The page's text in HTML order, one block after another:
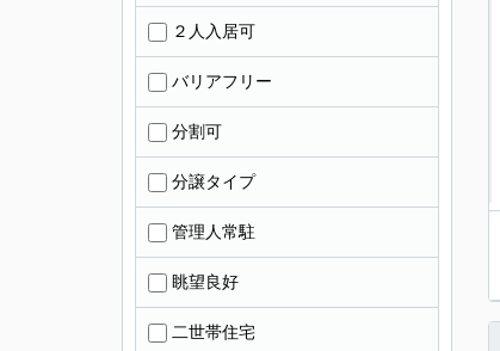
２人入居可
バリアフリー
分割可
分譲タイプ
管理人常駐
眺望良好
二世帯住宅